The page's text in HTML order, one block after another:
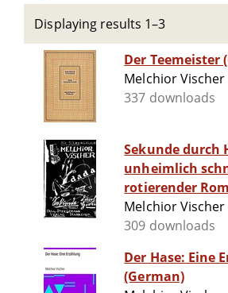
Displaying results 1–3
Der Teemeister
Melchior Vischer
337 downloads
Sekunde durch
unheimlich
rotierender
Melchior Vischer
309 downloads
Der Hase: Eine
(German)